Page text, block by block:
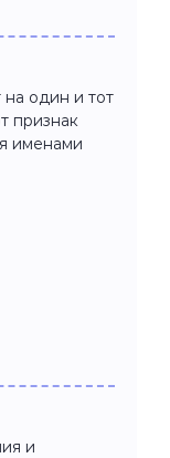
на один и тот
признак
именами
и